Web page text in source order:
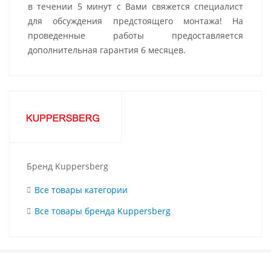
в течении 5 минут с Вами свяжется специалист
для обсуждения предстоящего монтажа! На
проведенные работы предоставляется
дополнительная гарантия 6 месяцев.
Бренд Kuppersberg
Все товары категории
Все товары бренда Kuppersberg